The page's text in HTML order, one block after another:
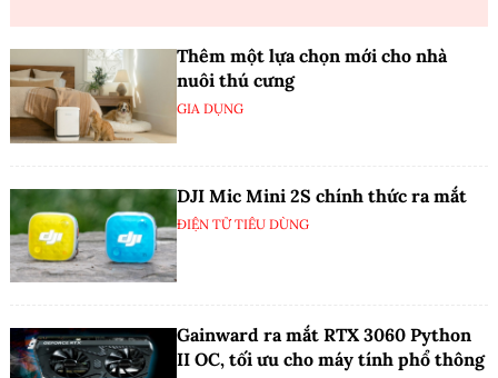
Thêm một lựa chọn mới cho nhà
nuôi thú cưng
GIA DỤNG
DJI Mic Mini 2S chính thức ra mắt
ĐIỆN TỬ TIÊU DÙNG
Gainward ra mắt RTX 3060 Python
II OC, tối ưu cho máy tính phổ thông